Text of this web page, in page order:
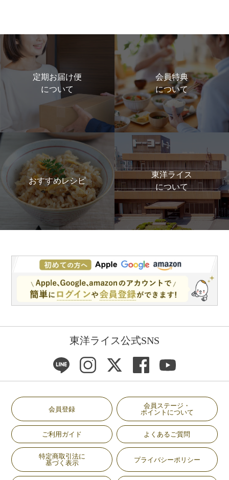
定期お届け便
について
会員特典
について
おすすめレシピ
東洋ライス
について
東洋ライス公式SNS
会員登録
会員ステージ・
ポイントについて
ご利用ガイド よくあるご質問
特定商取引法に
基づく表示
プライバシーポリシー